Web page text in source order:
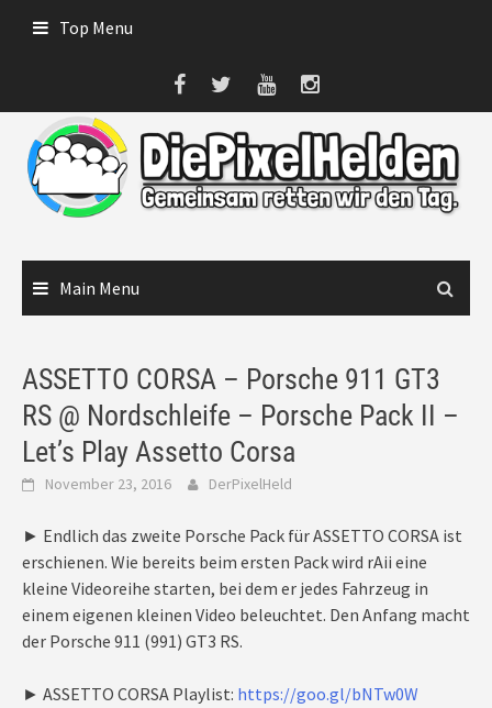
Top Menu
Main Menu
ASSETTO CORSA – Porsche 911 GT3
RS @ Nordschleife – Porsche Pack II –
Let’s Play Assetto Corsa
November 23, 2016 DerPixelHeld
► Endlich das zweite Porsche Pack für ASSETTO CORSA ist
erschienen. Wie bereits beim ersten Pack wird rAii eine
kleine Videoreihe starten, bei dem er jedes Fahrzeug in
einem eigenen kleinen Video beleuchtet. Den Anfang macht
der Porsche 911 (991) GT3 RS.
► ASSETTO CORSA Playlist: https://goo.gl/bNTw0W